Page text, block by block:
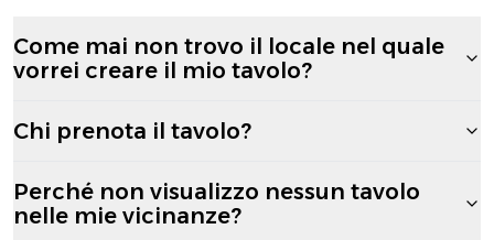
Come mai non trovo il locale nel quale
vorrei creare il mio tavolo?
Chi prenota il tavolo?
Perché non visualizzo nessun tavolo
nelle mie vicinanze?